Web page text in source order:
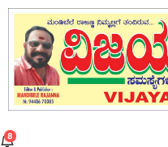
Skip
content
8